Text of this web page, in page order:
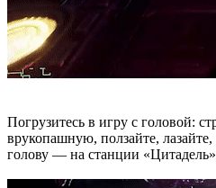
Погрузитесь в игру с головой:
врукопашную, ползайте,
голову — на станции